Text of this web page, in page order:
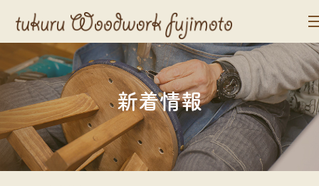
新着情報